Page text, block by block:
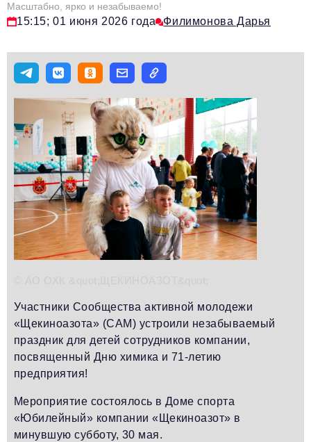
Персона номера
Технологии и тренды
Туризм
Импортозамещение
Мероприятия
Авторские материалы
Видео
Телефон редакции:+7 495 727-01-67
Электронные почты редакции:
Отдел рекламы
reklama@business-magazine.online
Отдел распространения/редакционная подписка
podpiska@business-magazine.online
Отдел по работе с партнерами
Масштабно, ярко и незабываемо!
15:15; 01 июня 2026 года Филимонова Дарья
Участники Сообщества активной молодежи
«Щекиноазота» (САМ) устроили незабываемый
праздник для детей сотрудников компании,
посвященный Дню химика и 71-летию
предприятия!
Мероприятие состоялось в Доме спорта
«Юбилейный» компании «Щекиноазот» в
минувшую субботу, 30 мая.